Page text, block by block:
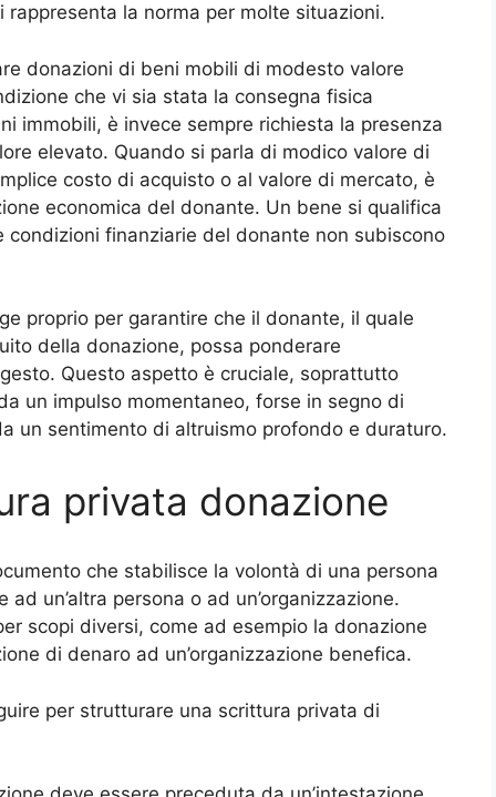
rappresenta la norma per molte situazioni.
donazioni di beni mobili di modesto valore
che vi sia stata la consegna fisica
immobili, è invece sempre richiesta la presenza
elevato. Quando si parla di modico valore di
costo di acquisto o al valore di mercato, è
economica del donante. Un bene si qualifica
finanziarie del donante non subiscono
proprio per garantire che il donante, il quale
della donazione, possa ponderare
Questo aspetto è cruciale, soprattutto
un impulso momentaneo, forse in segno di
un sentimento di altruismo profondo e duraturo.
privata donazione
che stabilisce la volontà di una persona
un’altra persona o ad un’organizzazione.
scopi diversi, come ad esempio la donazione
di denaro ad un’organizzazione benefica.
per strutturare una scrittura privata di